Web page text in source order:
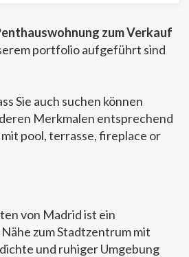
zum Verkauf
portfolio aufgeführt sind
Sie auch suchen können
Merkmalen entsprechend
pool, terrasse, fireplace or
von Madrid ist ein
zum Stadtzentrum mit
und ruhiger Umgebung
Beobachtung seiner
Dank ihnen können wir
auf der Website kennen und
Surfprofil des Benutzers